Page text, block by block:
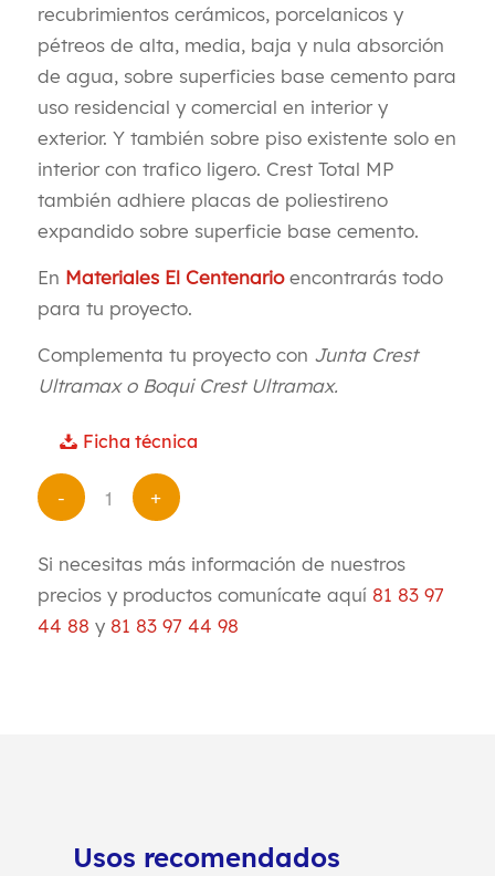
recubrimientos cerámicos, porcelanicos y
pétreos de alta, media, baja y nula absorción
de agua, sobre superficies base cemento para
uso residencial y comercial en interior y
exterior. Y también sobre piso existente solo en
interior con trafico ligero. Crest Total MP
también adhiere placas de poliestireno
expandido sobre superficie base cemento.
En Materiales El Centenarioencontrarás todo
para tu proyecto.
Complementa tu proyecto con Junta Crest
Ultramax o Boqui Crest Ultramax.
Ficha técnica
Si necesitas más información de nuestros
precios y productos comunícate aquí 81 83 97
44 88 y 81 83 97 44 98
Usos recomendados